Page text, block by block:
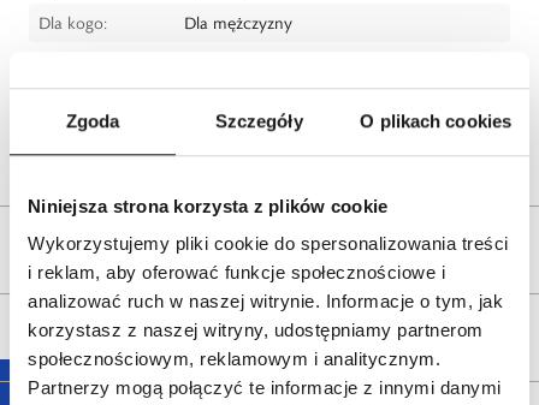
Zgoda Szczegóły O plikach cookies
Niniejsza strona korzysta z plików cookie
Wykorzystujemy pliki cookie do spersonalizowania treści
i reklam, aby oferować funkcje społecznościowe i
analizować ruch w naszej witrynie. Informacje o tym, jak
korzystasz z naszej witryny, udostępniamy partnerom
społecznościowym, reklamowym i analitycznym.
Partnerzy mogą połączyć te informacje z innymi danymi
Dla kogo:
Dla mężczyzny
ul. Pilotów 10, 31-462 Kraków
e-mail:gspr@wkruk.pl
Bezpieczeństwo:
Informacje o bezpieczeństwie
Opis produktu
Wysyłka